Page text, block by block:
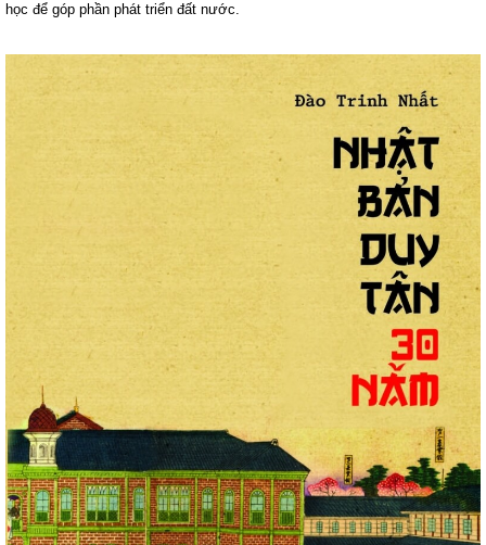
học để góp phần phát triển đất nước.